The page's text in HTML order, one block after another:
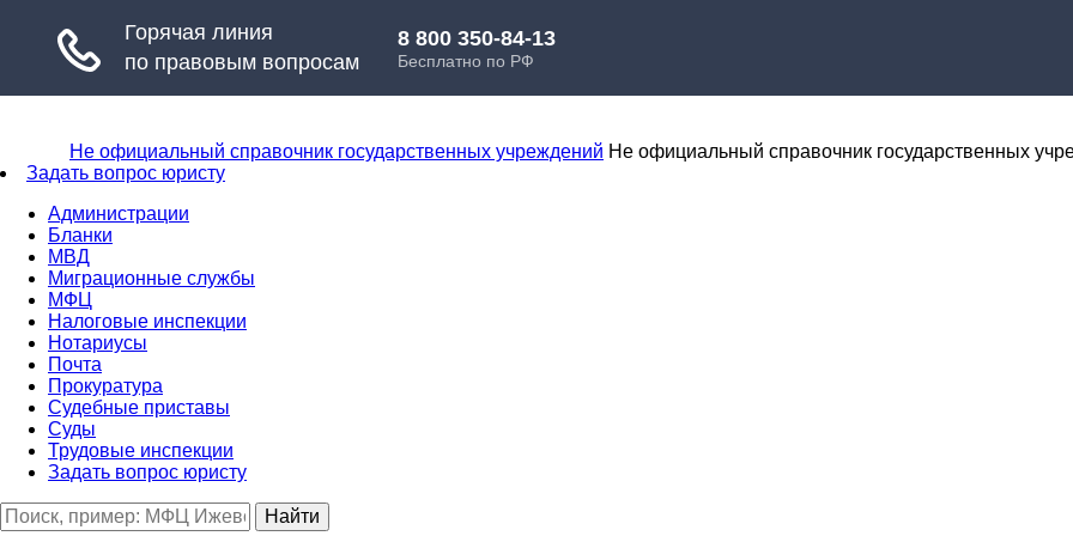
Не официальный справочник государственных учреждений Не официальный справочник государственных
Задать вопрос юристу
Администрации
Бланки
МВД
Миграционные службы
МФЦ
Налоговые инспекции
Нотариусы
Почта
Прокуратура
Судебные приставы
Суды
Трудовые инспекции
Задать вопрос юристу